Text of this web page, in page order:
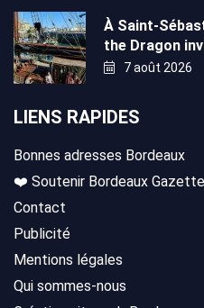
À Saint-
the Dragon
7 août 2026
LIENS RAPIDES
Bonnes adresses Bordeaux
❤️ Soutenir Bordeaux Gazette
Contact
Publicité
Mentions légales
Qui sommes-nous